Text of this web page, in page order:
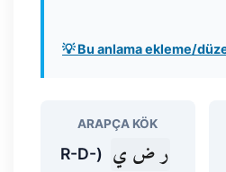
💡 Bu anlama ekleme/
ARAPÇA KÖK
ر ض ي
(R-D-